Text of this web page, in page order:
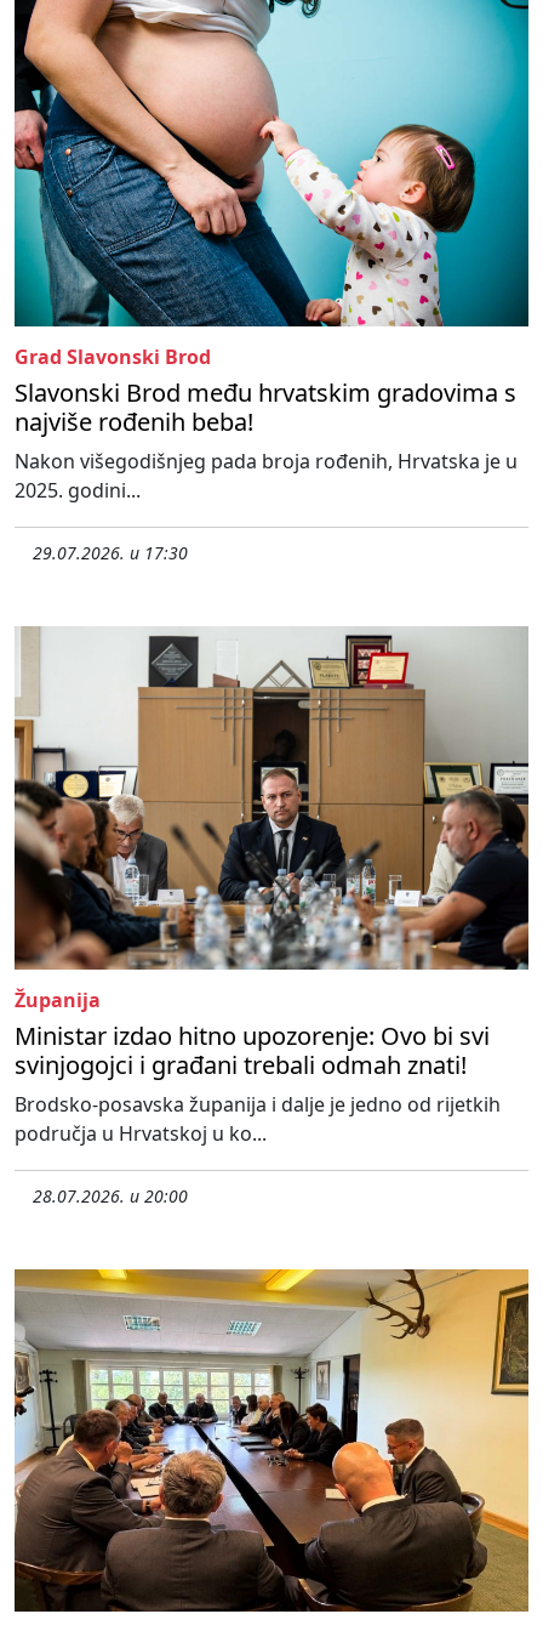
Grad Slavonski Brod
Slavonski Brod među hrvatskim gradovima s
najviše rođenih beba!
Nakon višegodišnjeg pada broja rođenih, Hrvatska je u
2025. godini...
29.07.2026. u 17:30
Županija
Ministar izdao hitno upozorenje: Ovo bi svi
svinjogojci i građani trebali odmah znati!
Brodsko-posavska županija i dalje je jedno od rijetkih
područja u Hrvatskoj u ko...
28.07.2026. u 20:00